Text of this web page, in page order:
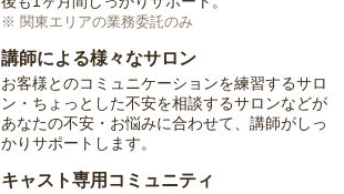
※ 関東エリアの業務委託のみ
講師による様々なサロン
お客様とのコミュニケーションを練習するサロ
ン・ちょっとした不安を相談するサロンなどが
あなたの不安・お悩みに合わせて、講師がしっ
かりサポートします。
キャスト専用コミュニティ